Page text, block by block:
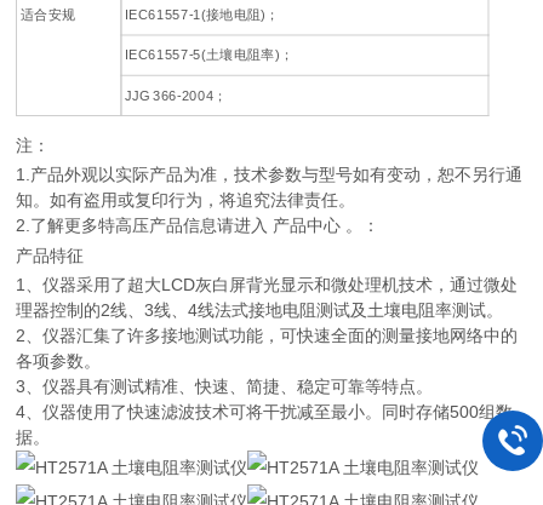
适合安规 IEC61557-1(接地电阻)；
IEC61557-5(土壤电阻率)；
JJG 366-2004；
注：
1.产品外观以实际产品为准，技术参数与型号如有变动，恕不另行通
知。如有盗用或复印行为，将追究法律责任。
2.了解更多特高压产品信息请进入 产品中心 。：
产品特征
1、仪器采用了超大LCD灰白屏背光显示和微处理机技术，通过微处
理器控制的2线、3线、4线法式接地电阻测试及土壤电阻率测试。
2、仪器汇集了许多接地测试功能，可快速全面的测量接地网络中的
各项参数。
3、仪器具有测试精准、快速、简捷、稳定可靠等特点。
4、仪器使用了快速滤波技术可将干扰减至最小。同时存储500组数
据。